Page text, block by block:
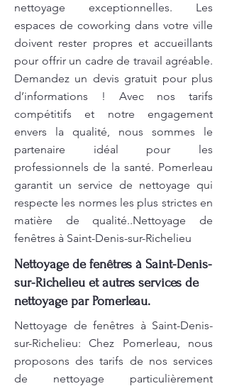
nettoyage exceptionnelles. Les
espaces de coworking dans votre ville
doivent rester propres et accueillants
pour offrir un cadre de travail agréable.
Demandez un devis gratuit pour plus
d’informations ! Avec nos tarifs
compétitifs et notre engagement
envers la qualité, nous sommes le
partenaire idéal pour les
professionnels de la santé. Pomerleau
garantit un service de nettoyage qui
respecte les normes les plus strictes en
matière de qualité..Nettoyage de
fenêtres à Saint-Denis-sur-Richelieu
Nettoyage de fenêtres à Saint-Denis-
sur-Richelieu et autres services de
nettoyage par Pomerleau.
Nettoyage de fenêtres à Saint-Denis-
sur-Richelieu: Chez Pomerleau, nous
proposons des tarifs de nos services
de nettoyage particulièrement